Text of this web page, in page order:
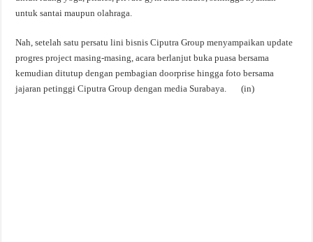
untuk santai maupun olahraga.
Nah, setelah satu persatu lini bisnis Ciputra Group menyampaikan update
progres project masing-masing, acara berlanjut buka puasa bersama
kemudian ditutup dengan pembagian doorprise hingga foto bersama
jajaran petinggi Ciputra Group dengan media Surabaya. (in)